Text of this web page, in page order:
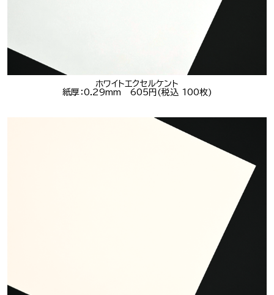
ホワイトエクセルケント
紙厚：0.29mm 605円(税込 100枚)